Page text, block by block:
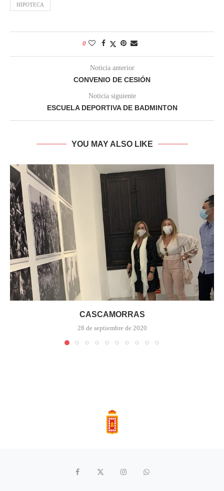
HIPOTECA
0
Noticia anterior
CONVENIO DE CESIÓN
Noticia siguiente
ESCUELA DEPORTIVA DE BADMINTON
YOU MAY ALSO LIKE
CASCAMORRAS
28 de septiembre de 2020